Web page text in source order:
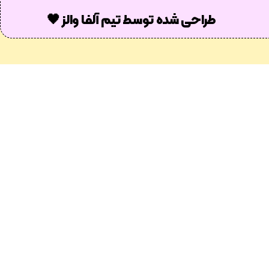
طراحی شده توسط تیم آلفا والز 🖤